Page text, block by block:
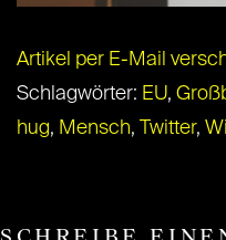
Artikel per E-Mail
Schlagwörter: EU,
hug, Mensch, Twitter,